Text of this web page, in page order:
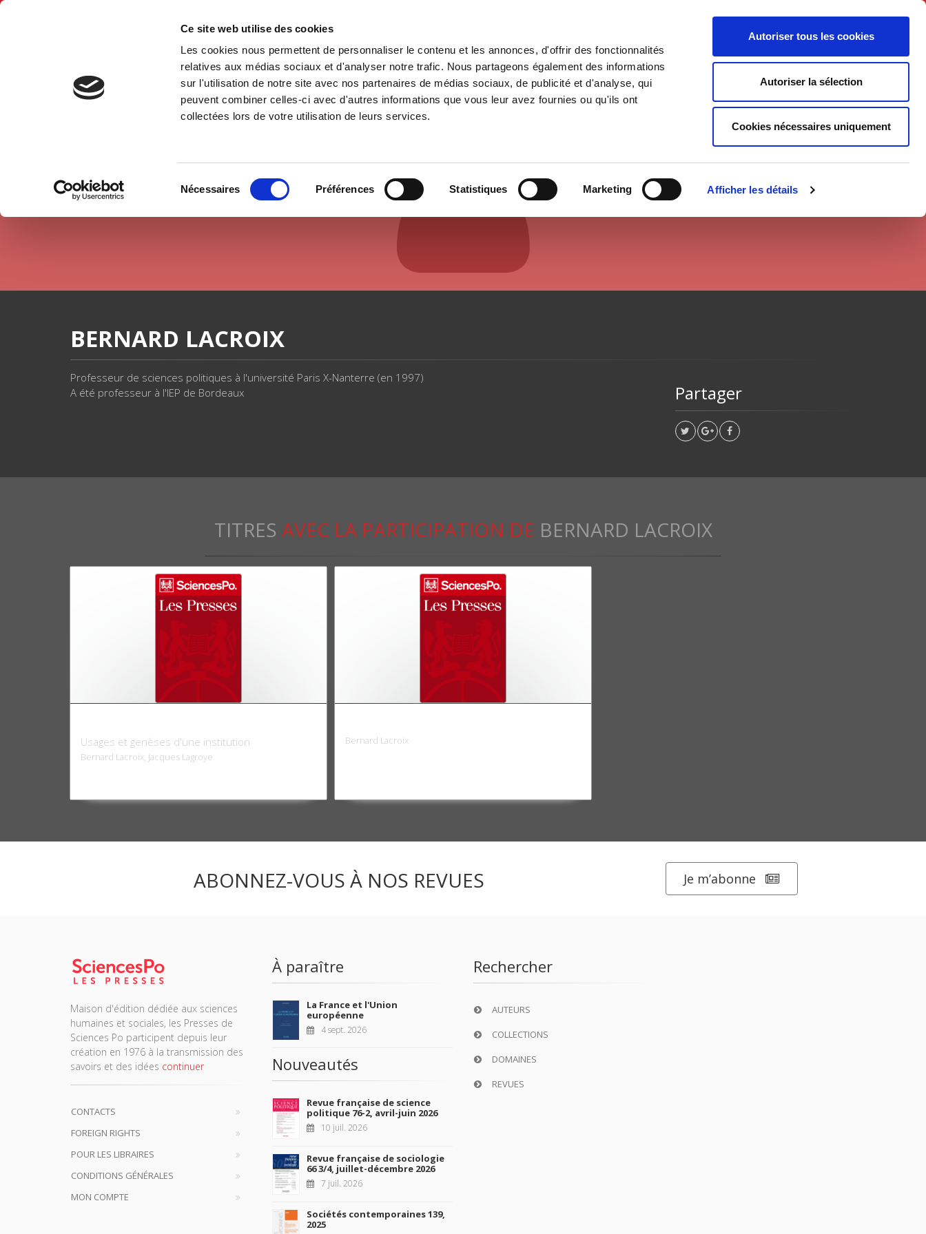
Ce site web utilise des cookies
Les cookies nous permettent de personnaliser le contenu et les annonces, d'offrir des fonctionnalités
relatives aux médias sociaux et d'analyser notre trafic. Nous partageons également des informations
sur l'utilisation de notre site avec nos partenaires de médias sociaux, de publicité et d'analyse, qui
peuvent combiner celles-ci avec d'autres informations que vous leur avez fournies ou qu'ils ont
collectées lors de votre utilisation de leurs services.
Nécessaires Préférences Statistiques Marketing Afficher les détails
Autoriser tous les cookies
Autoriser la sélection
Cookies nécessaires uniquement
Français
Accueil Environnement Histoire International Politique Société
Accueil Bernard Lacroix
AUTEURS ET CONTRIBUTEURS
BERNARD LACROIX
Professeur de sciences politiques à l'université Paris X-Nanterre (en 1997)
A été professeur à l'IEP de Bordeaux
Partager
TITRES AVEC LA PARTICIPATION DE BERNARD LACROIX
Usages et genèses d'une institution
Bernard Lacroix, Jacques Lagroye
Bernard Lacroix
ABONNEZ-VOUS À NOS REVUES Je m’abonne
Maison d'édition dédiée aux sciences
humaines et sociales, les Presses de
Sciences Po participent depuis leur
création en 1976 à la transmission des
savoirs et des idées continuer
CONTACTS
FOREIGN RIGHTS
POUR LES LIBRAIRES
CONDITIONS GÉNÉRALES
MON COMPTE
À paraître
La France et l'Union
européenne
4 sept. 2026
Nouveautés
Revue française de science
politique 76-2, avril-juin 2026
10 juil. 2026
Revue française de sociologie
66 3/4, juillet-décembre 2026
7 juil. 2026
Sociétés contemporaines 139,
2025
Rechercher
AUTEURS
COLLECTIONS
DOMAINES
REVUES